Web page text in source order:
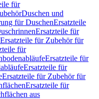
für
Duschen und
für DuschenErsatzteile
Ersatzteile für
Ersatzteile für Zubehör für
für
Ersatzteile für
Ersatzteile für
Ersatzteile für Zubehör für
Ersatzteile für
aus